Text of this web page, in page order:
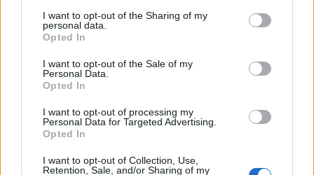
not limited to your visit or usage behaviour. You may click to
grant or deny consent to Google and its third-party tags to
use your data for below specified purposes in below Google
consent section.
I want to opt-out of the Sharing of my
personal data.
Opted In
I want to opt-out of the Sale of my
Personal Data.
Opted In
I want to opt-out of processing my
Personal Data for Targeted Advertising.
Opted In
I want to opt-out of Collection, Use,
Retention, Sale, and/or Sharing of my
Σε 57χρονη ανήκει η σορός που βρέθηκε στον
Λυκαβηττό – Τι αναφέρει ο ιατροδικαστής για το
θάνατο της